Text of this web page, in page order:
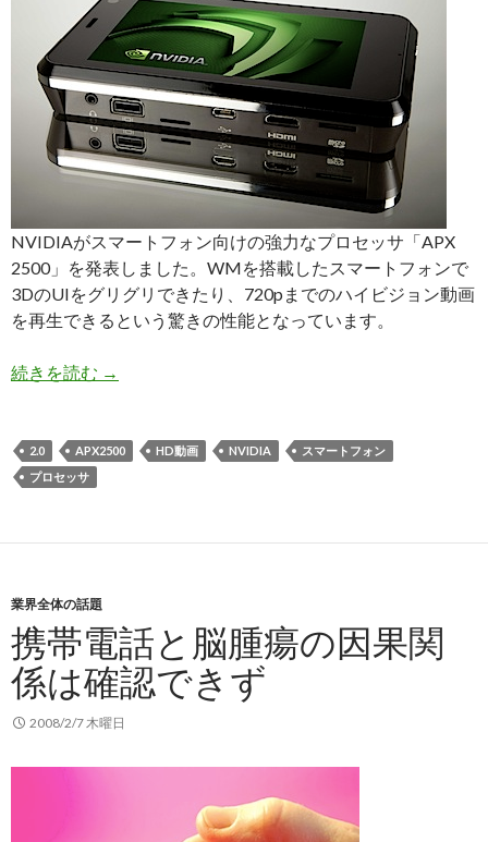
NVIDIAがスマートフォン向けの強力なプロセッサ「APX
2500」を発表しました。WMを搭載したスマートフォンで
3DのUIをグリグリできたり、720pまでのハイビジョン動画
を再生できるという驚きの性能となっています。
続きを読む ス
ト
動
画
を
再
き
→
2.0 APX2500 HD動画 NVIDIA
スマートフォン
プロセッサ
業界全体の話題
携帯電話と脳腫瘍の因果関
係は確認できず
2008/2/7 木曜日